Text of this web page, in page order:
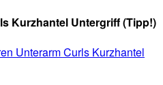
Kurzhantel Untergriff (Tipp!)